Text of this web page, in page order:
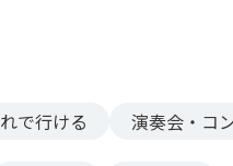
で行ける 演奏会・コ